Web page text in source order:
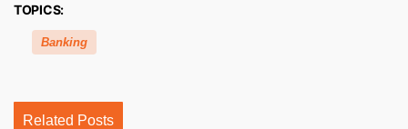
TOPICS:
Banking
Related Posts